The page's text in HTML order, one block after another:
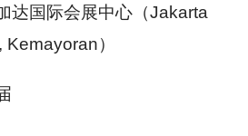
达国际会展中心（Jakarta
）